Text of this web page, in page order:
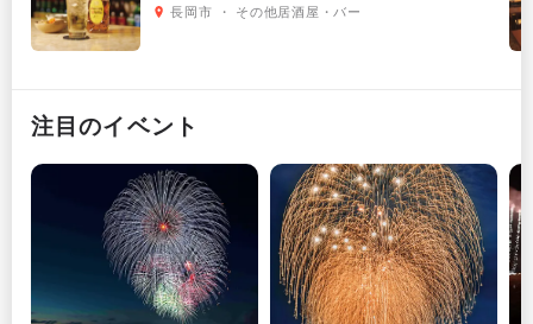
長岡市 ・ その他居酒屋・バー
注目のイベント